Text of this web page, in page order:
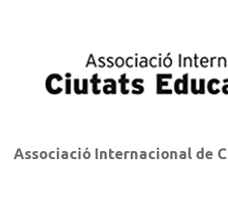
Associació Internacional de